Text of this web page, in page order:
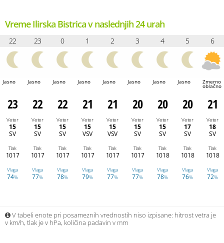
Vreme Ilirska Bistrica v naslednjih 24 urah
22 23 0 1 2 3 4 5 6
Jasno Jasno Jasno Jasno Jasno Jasno Jasno Jasno Zmerno
oblačno
23 22 22 21 21 20 20 20 21
Veter
15
SV
Veter
15
SV
Veter
15
SV
Veter
15
VSV
Veter
15
VSV
Veter
15
SV
Veter
15
SV
Veter
17
SV
Veter
18
SV
Tlak
1017
Tlak
1017
Tlak
1017
Tlak
1017
Tlak
1017
Tlak
1017
Tlak
1018
Tlak
1018
Tlak
1018
Vlaga
74%
Vlaga
77%
Vlaga
78%
Vlaga
79%
Vlaga
77%
Vlaga
77%
Vlaga
78%
Vlaga
76%
Vlaga
72%
V tabeli enote pri posameznih vrednostih niso izpisane: hitrost vetra je
v km/h, tlak je v hPa, količina padavin v mm